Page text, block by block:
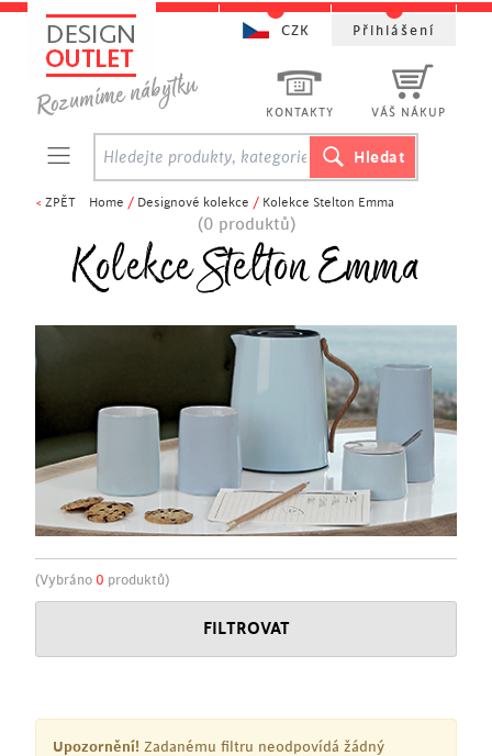
< ZPĚT Home / Designové kolekce / Kolekce Stelton Emma
(0 produktů)
Kolekce Stelton Emma
(Vybráno 0 produktů)
FILTROVAT
Upozornění! Zadanému filtru neodpovídá žádný
KONTAKTY VÁŠ NÁKUP
CZK Přihlášení